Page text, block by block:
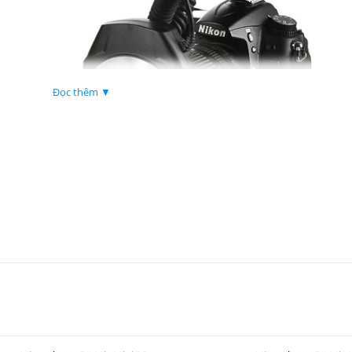
macro
riêng cho nhu cầu chụp macro và chụp cận cảnh. Thiết bị gồm hai bộ
Đọc thêm ▼